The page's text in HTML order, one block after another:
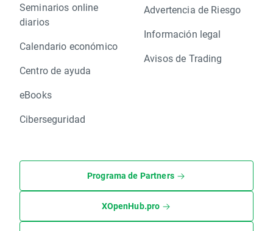
Seminarios online
diarios
Calendario económico
Centro de ayuda
eBooks
Ciberseguridad
Advertencia de Riesgo
Información legal
Avisos de Trading
Programa de Partners
XOpenHub.pro